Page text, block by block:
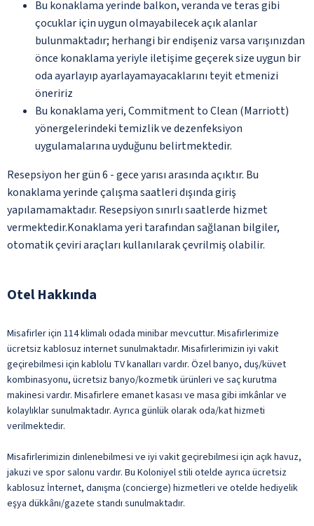
Bu konaklama yerinde balkon, veranda ve teras gibi
çocuklar için uygun olmayabilecek açık alanlar
bulunmaktadır; herhangi bir endişeniz varsa varışınızdan
önce konaklama yeriyle iletişime geçerek size uygun bir
oda ayarlayıp ayarlayamayacaklarını teyit etmenizi
öneririz
Bu konaklama yeri, Commitment to Clean (Marriott)
yönergelerindeki temizlik ve dezenfeksiyon
uygulamalarına uyduğunu belirtmektedir.
Resepsiyon her gün 6 - gece yarısı arasında açıktır. Bu
konaklama yerinde çalışma saatleri dışında giriş
yapılamamaktadır. Resepsiyon sınırlı saatlerde hizmet
vermektedir.Konaklama yeri tarafından sağlanan bilgiler,
otomatik çeviri araçları kullanılarak çevrilmiş olabilir.
Otel Hakkında
Misafirler için 114 klimalı odada minibar mevcuttur. Misafirlerimize
ücretsiz kablosuz internet sunulmaktadır. Misafirlerimizin iyi vakit
geçirebilmesi için kablolu TV kanalları vardır. Özel banyo, duş/küvet
kombinasyonu, ücretsiz banyo/kozmetik ürünleri ve saç kurutma
makinesi vardır. Misafirlere emanet kasası ve masa gibi imkânlar ve
kolaylıklar sunulmaktadır. Ayrıca günlük olarak oda/kat hizmeti
verilmektedir.
Misafirlerimizin dinlenebilmesi ve iyi vakit geçirebilmesi için açık havuz,
jakuzi ve spor salonu vardır. Bu Koloniyel stili otelde ayrıca ücretsiz
kablosuz İnternet, danışma (concierge) hizmetleri ve otelde hediyelik
eşya dükkânı/gazete standı sunulmaktadır.